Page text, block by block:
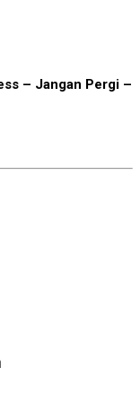
– Jangan Pergi –